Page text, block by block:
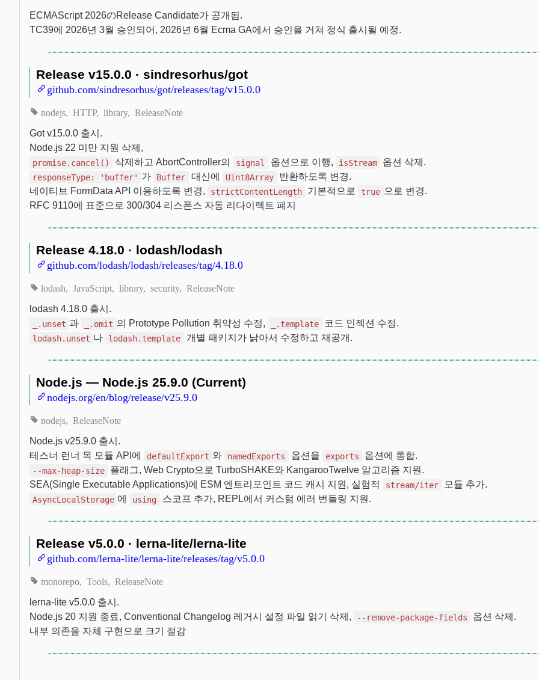
ECMAScript 2026のRelease Candidate가 공개됨.
TC39에 2026년 3월 승인되어, 2026년 6월 Ecma GA에서 승인을 거쳐 정식 출시될 예정.
Release v15.0.0 · sindresorhus/got
github.com/sindresorhus/got/releases/tag/v15.0.0
nodejs HTTP library ReleaseNote
Got v15.0.0 출시.
Node.js 22 미만 지원 삭제,
promise.cancel() 삭제하고 AbortController의 signal 옵션으로 이행, isStream 옵션 삭제.
responseType: 'buffer' 가 Buffer 대신에 Uint8Array
반환하도록 변경.
네이티브 FormData API 이용하도록 변경,
strictContentLength 기본적으로 true 으로 변경.
RFC 9110에 표준으로 300/304 리스폰스 자동 리다이렉트 폐지
Release 4.18.0 · lodash/lodash
github.com/lodash/lodash/releases/tag/4.18.0
lodash JavaScript library security ReleaseNote
lodash 4.18.0 출시.
_.unset 과 _.omit 의 Prototype Pollution 취약성 수정, _.template 코드 인젝션 수정.
lodash.unset 나 lodash.template 개별 패키지가 낡아서 수정하고 재공개.
Node.js — Node.js 25.9.0 (Current)
nodejs.org/en/blog/release/v25.9.0
nodejs ReleaseNote
Node.js v25.9.0 출시.
테스너 런너 목 모듈 API에
defaultExport 와 namedExports 옵션을 exports 옵션에 통합.
--max-heap-size
플래그, Web Crypto으로 TurboSHAKE와 KangarooTwelve 알고리즘 지원.
SEA(Single Executable Applications)에 ESM 엔트리포인트 코드 캐시 지원, 실험적
stream/iter 모듈 추가.
AsyncLocalStorage 에 using 스코프 추가, REPL에서 커스텀 에러 번들링 지원.
Release v5.0.0 · lerna-lite/lerna-lite
github.com/lerna-lite/lerna-lite/releases/tag/v5.0.0
monorepo Tools ReleaseNote
lerna-lite v5.0.0 출시.
Node.js 20 지원 종료, Conventional Changelog 레거시 설정 파일 읽기 삭제,
--remove-package-fields
옵션 삭제.
내부 의존을 자체 구현으로 크기 절감